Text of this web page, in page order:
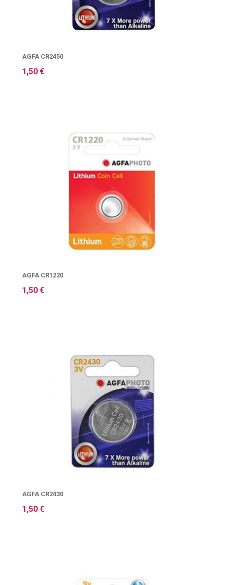
AGFA CR2450
1,50 €
AGFA CR1220
1,50 €
AGFA CR2430
1,50 €